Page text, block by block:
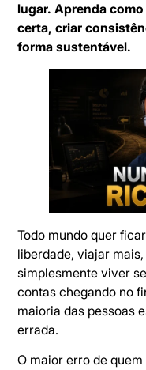
lugar. Aprenda
certa, criar
forma sustentável.
Todo mundo quer
liberdade, viajar
simplesmente viver
contas chegando no
maioria das pessoas
errada.
O maior erro de